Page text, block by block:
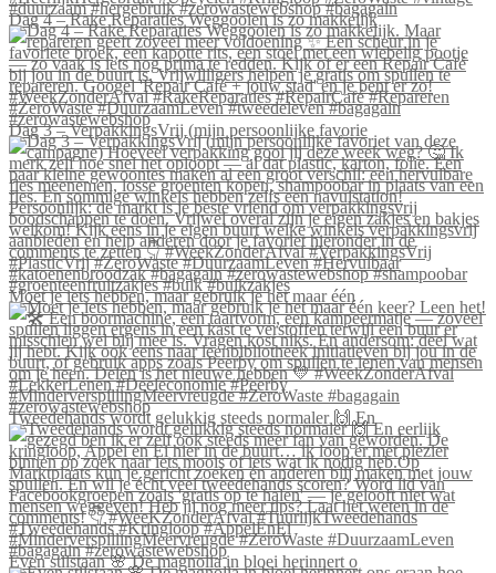
Dag 4 – Rake Reparaties Weggooien is zo makkelijk
Dag 3 – VerpakkingsVrij (mijn persoonlijke favorie
Moet je iets hebben, maar gebruik je het maar één
Tweedehands wordt gelukkig steeds normaler 🙌 En
Even stilstaan 🌸 De magnolia in bloei herinnert o